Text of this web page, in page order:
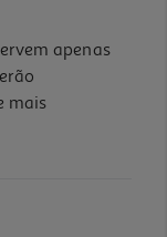
apenas
mais